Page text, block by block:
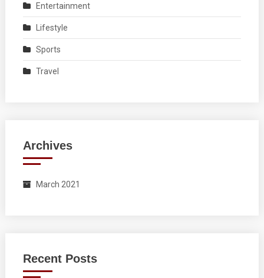
Entertainment
Lifestyle
Sports
Travel
Archives
March 2021
Recent Posts